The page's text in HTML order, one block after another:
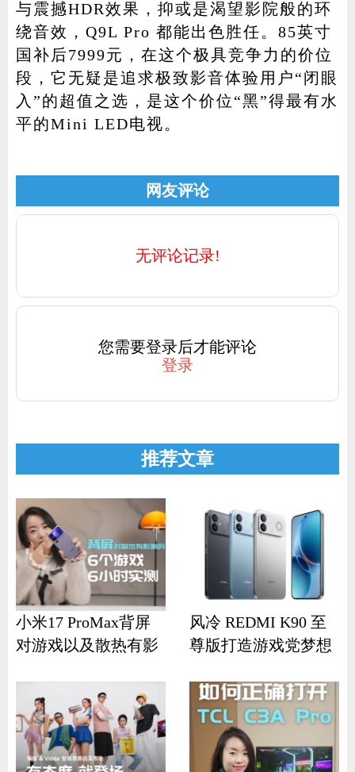
与震撼HDR效果，抑或是渴望影院般的环
绕音效，Q9L Pro 都能出色胜任。85英寸
国补后7999元，在这个极具竞争力的价位
段，它无疑是追求极致影音体验用户“闭眼
入”的超值之选，是这个价位“黑”得最有水
平的Mini LED电视。
网友评论
无评论记录!
您需要登录后才能评论
登录
推荐文章
小米17 ProMax背屏
对游戏以及散热有影
风冷 REDMI K90 至
尊版打造游戏党梦想